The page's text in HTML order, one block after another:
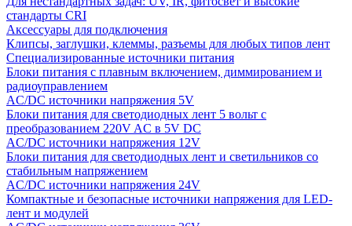
стандарты CRI
Аксессуары для подключения
Клипсы, заглушки, клеммы, разъемы для любых типов лент
Специализированные источники питания
Блоки питания с плавным включением, диммированием и
радиоуправлением
AC/DC источники напряжения 5V
Блоки питания для светодиодных лент 5 вольт с
преобразованием 220V AC в 5V DC
AC/DC источники напряжения 12V
Блоки питания для светодиодных лент и светильников со
стабильным напряжением
AC/DC источники напряжения 24V
Компактные и безопасные источники напряжения для LED-
лент и модулей